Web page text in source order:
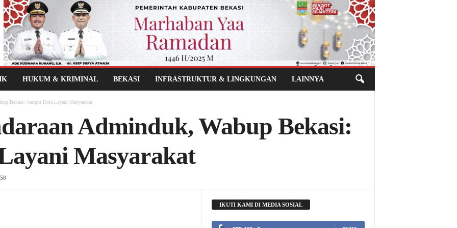
HUKUM & KRIMINAL BEKASI INFRASTRUKTUR & LINGKUNGAN LAINNYA
Bekasi: Jemput Bola Layani Masyarakat
Adminduk, Wabup Bekasi:
Masyarakat
IKUTI KAMI DI MEDIA SOSIAL